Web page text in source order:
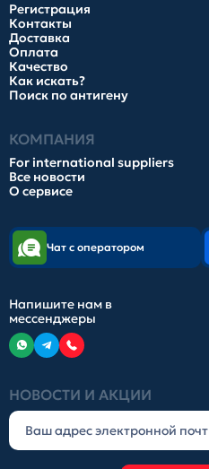
Регистрация
Контакты
Доставка
Оплата
Качество
Как искать?
Поиск по антигену
КОМПАНИЯ
For international suppliers
Все новости
О сервисе
НОВОСТИ И АКЦИИ
Чат с оператором
Напишите нам в
мессенджеры